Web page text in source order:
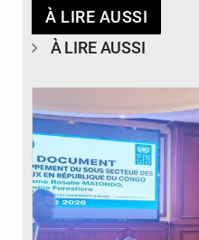
À LIRE AUSSI
À LIRE AUSSI